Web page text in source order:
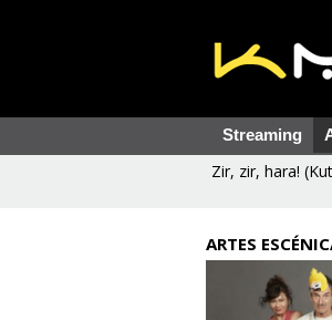
Streaming
Zir, zir, hara!
ARTES